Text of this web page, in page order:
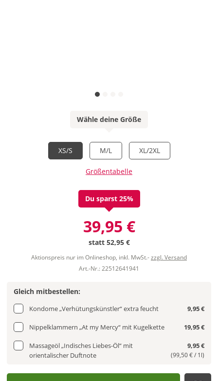
Wähle deine Größe
XS/S M/L XL/2XL
Größentabelle
Du sparst 25%
39,95 €
statt 52,95 €
Aktionspreis nur im Onlineshop, inkl. MwSt.-zzgl. Versand
Art.-Nr.: 22512641941
Gleich mitbestellen:
Kondome „Verhütungskünstler“ extra feucht 9,95 €
Nippelklammern „At my Mercy“ mit Kugelkette 19,95 €
Massageöl „Indisches Liebes-Öl“ mit
orientalischer Duftnote
9,95 €
(99,50 € / 1l)